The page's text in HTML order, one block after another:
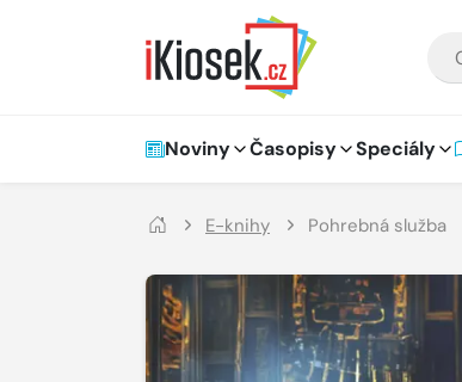
Hlavní navigace
Noviny Časopisy Speciály
E-knihy Pohrebná služba